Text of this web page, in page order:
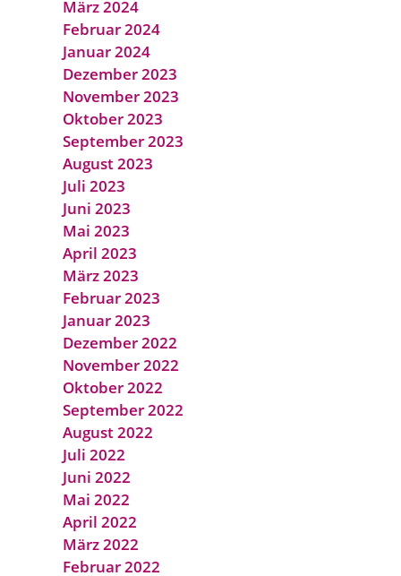
März 2024
Februar 2024
Januar 2024
Dezember 2023
November 2023
Oktober 2023
September 2023
August 2023
Juli 2023
Juni 2023
Mai 2023
April 2023
März 2023
Februar 2023
Januar 2023
Dezember 2022
November 2022
Oktober 2022
September 2022
August 2022
Juli 2022
Juni 2022
Mai 2022
April 2022
März 2022
Februar 2022